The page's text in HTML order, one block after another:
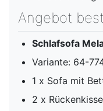
Angebot
Schlafsofa
Variante: 64-
1 x Sofa mit
2 x